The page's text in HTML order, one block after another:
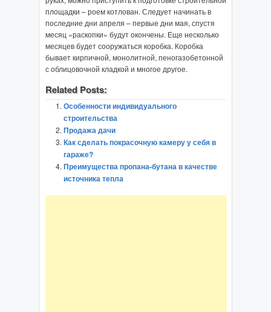
площадки – роем котлован. Следует начинать в
последние дни апреля – первые дни мая, спустя
месяц «раскопки» будут окончены. Еще несколько
месяцев будет сооружаться коробка. Коробка
бывает кирпичной, монолитной, пеногазобетонной
с облицовочной кладкой и многое другое.
Related Posts:
Особенности индивидуального
строительства
Продажа дачи
Как сделать покрасочную камеру у себя в
гараже?
Преимущества пропана-бутана в качестве
источника тепла